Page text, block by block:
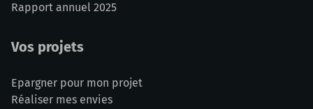
Rapport annuel 2025
Vos projets
Epargner pour mon projet
Réaliser mes envies